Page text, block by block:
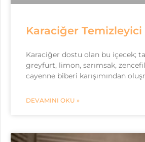
Karaciğer
Karaciğer dostu olan bu içecek;
greyfurt, limon, sarımsak,
cayenne biberi karışımından
DEVAMINI OKU »